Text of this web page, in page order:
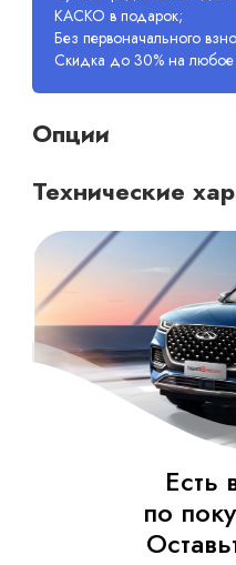
КАСКО в подарок;
Без первоначального
Скидка до 30% на любое
Опции
Технические
Есть
по